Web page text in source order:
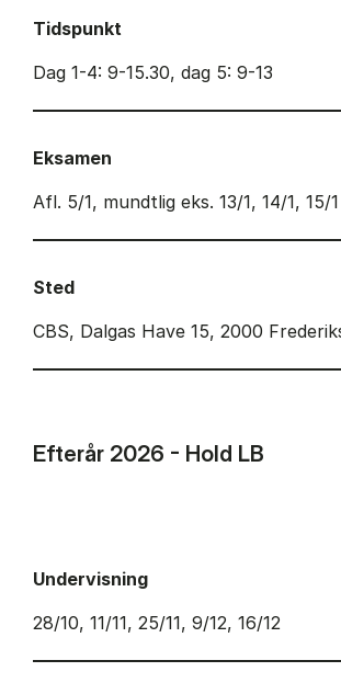
Tidspunkt
Dag 1-4: 9-15.30, dag 5: 9-13
Eksamen
Afl. 5/1, mundtlig eks. 13/1, 14/1, 15/1
Sted
CBS, Dalgas Have 15, 2000
Efterår 2026 - Hold LB
Undervisning
28/10, 11/11, 25/11, 9/12, 16/12